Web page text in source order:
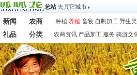
总站 去其它城市
新闻 农商 种植 养殖 畜牧 自制加工 野生类
礼品
分类 农商资讯 产品加工 服务 骑游文